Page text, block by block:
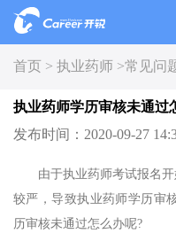
首页 > 执业药师 >常见问
执业药师学历审核未通过
发布时间：2020-09-27
由于执业药师考试报名开
较严，导致执业药师学历审
历审核未通过怎么办呢?